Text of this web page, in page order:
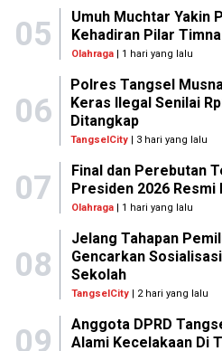
05
Umuh Muchtar Yakin
Kehadiran Pilar
Olahraga| 1 hari yang lalu
06
Polres Tangsel
Keras Ilegal Senilai
Ditangkap
TangselCity | 3 hari yang lalu
07
Final dan Perebutan
Presiden 2026
Olahraga| 1 hari yang lalu
08
Jelang Tahapan
Gencarkan
Sekolah
TangselCity| 2 hari yang lalu
09
Anggota DPRD
Alami Kecelakaan Di